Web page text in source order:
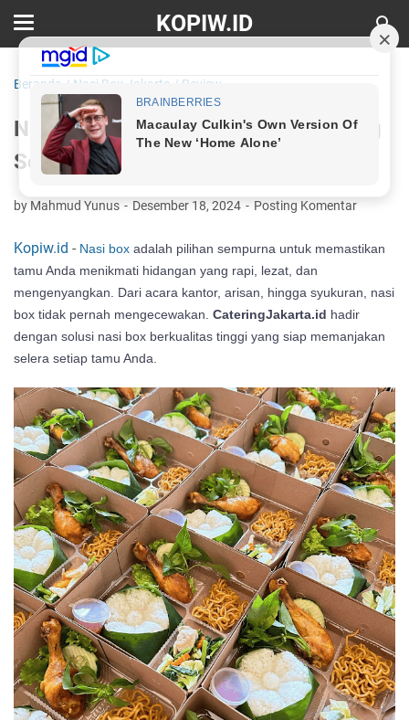
KOPIW.ID
Beranda / Nasi Box Jakarta / Review
Nasi Box Jakarta: Sajian Praktis yang
Selalu Disukai
by Mahmud Yunus Desember 18, 2024 Posting Komentar
Kopiw.id - Nasi box adalah pilihan sempurna untuk memastikan
tamu Anda menikmati hidangan yang rapi, lezat, dan
mengenyangkan. Dari acara kantor, arisan, hingga syukuran, nasi
box tidak pernah mengecewakan. CateringJakarta.id hadir
dengan solusi nasi box berkualitas tinggi yang siap memanjakan
selera setiap tamu Anda.